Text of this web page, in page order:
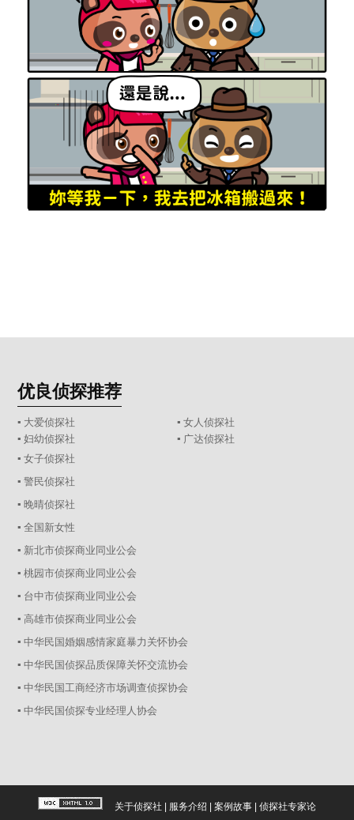
优良侦探推荐
▪ 大爱侦探社
▪ 女人侦探社
▪ 妇幼侦探社
▪ 广达侦探社
▪ 女子侦探社
▪ 警民侦探社
▪ 晚晴侦探社
▪ 全国新女性
▪ 新北市侦探商业同业公会
▪ 桃园市侦探商业同业公会
▪ 台中市侦探商业同业公会
▪ 高雄市侦探商业同业公会
▪ 中华民国婚姻感情家庭暴力关怀协会
▪ 中华民国侦探品质保障关怀交流协会
▪ 中华民国工商经济市场调查侦探协会
▪ 中华民国侦探专业经理人协会
关于侦探社 服务介绍 案例故事| 侦探社专家论